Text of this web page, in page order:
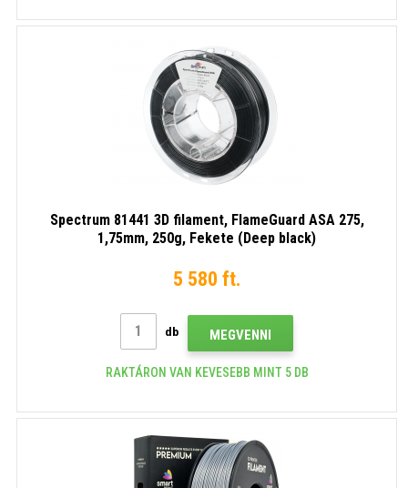
Spectrum 81441 3D filament, FlameGuard ASA 275,
1,75mm, 250g, Fekete (Deep black)
5 580 ft.
db MEGVENNI
RAKTÁRON VAN KEVESEBB MINT 5 DB